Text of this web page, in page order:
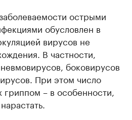
острыми
обусловлен в
вирусов не
В частности,
боковирусов
При этом число
– в особенности,